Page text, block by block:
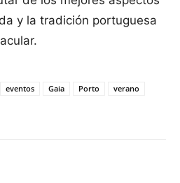
y la tradición portuguesa
eventos Gaia Porto
verano